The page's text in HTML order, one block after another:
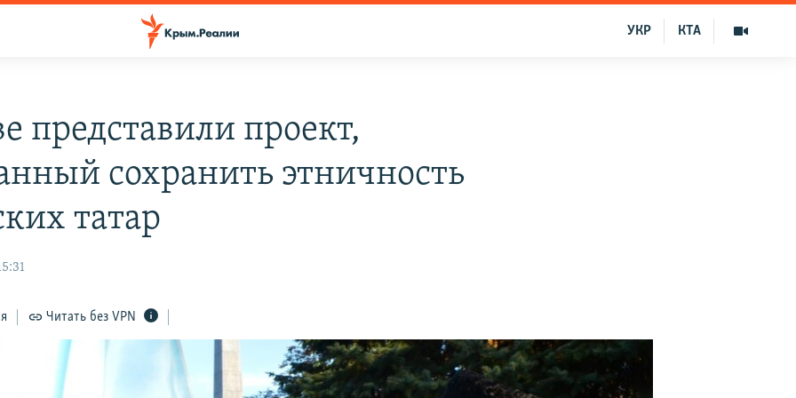
КТА
УКР
представили проект,
сохранить этничность
татар
Читать без VPN